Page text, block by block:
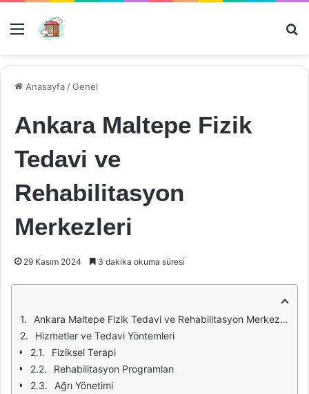
Menü
Anasayfa /Genel
Ankara Maltepe Fizik
Tedavi ve
Rehabilitasyon
Merkezleri
29 Kasım 2024 3 dakika okuma süresi
Ankara Maltepe Fizik Tedavi ve Rehabilitasyon Merkezleri: Genel Bakış
Hizmetler ve Tedavi Yöntemleri
Fiziksel Terapi
Rehabilitasyon Programları
Ağrı Yönetimi